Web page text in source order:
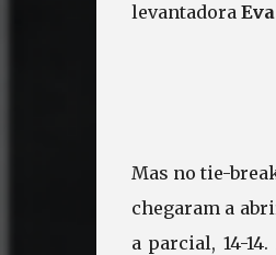
levantadora
Mas no tie-
chegaram a
a parcial, 14-